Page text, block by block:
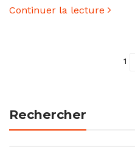
Continuer la lecture
1
Rechercher